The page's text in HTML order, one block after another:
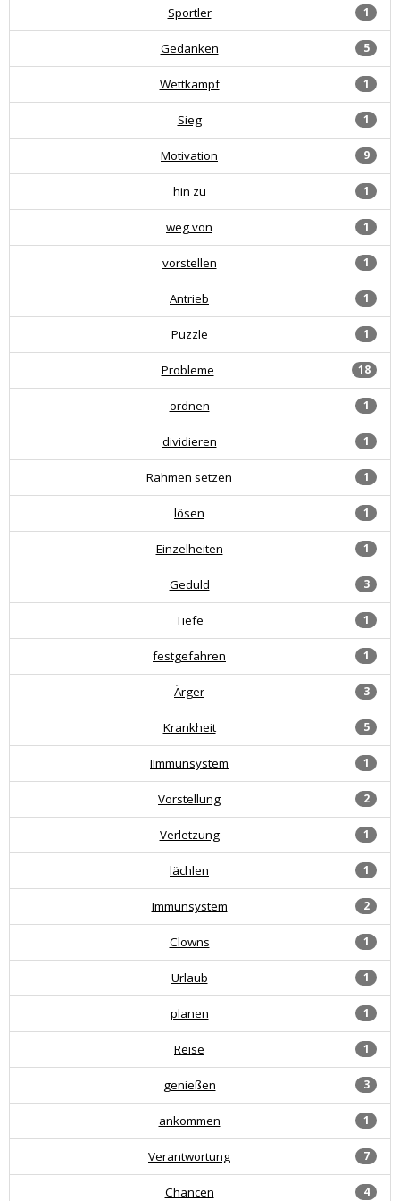
1
Sportler
5
Gedanken
1
Wettkampf
1
Sieg
9
Motivation
1
hin zu
1
weg von
1
vorstellen
1
Antrieb
1
Puzzle
18
Probleme
1
ordnen
1
dividieren
1
Rahmen setzen
1
lösen
1
Einzelheiten
3
Geduld
1
Tiefe
1
festgefahren
3
Ärger
5
Krankheit
1
IImmunsystem
2
Vorstellung
1
Verletzung
1
lächlen
2
Immunsystem
1
Clowns
1
Urlaub
1
planen
1
Reise
3
genießen
1
ankommen
7
Verantwortung
4
Chancen